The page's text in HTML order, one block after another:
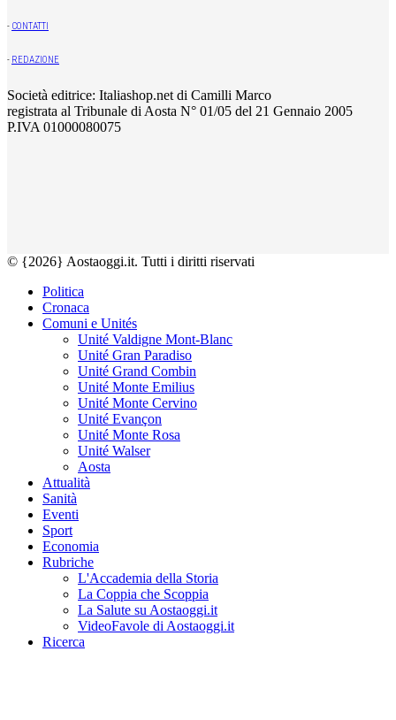
- CONTATTI
- REDAZIONE
Società editrice: Italiashop.net di Camilli Marco
registrata al Tribunale di Aosta N° 01/05 del 21 Gennaio 2005
P.IVA 01000080075
© {2026} Aostaoggi.it. Tutti i diritti riservati
Politica
Cronaca
Comuni e Unités
Unité Valdigne Mont-Blanc
Unité Gran Paradiso
Unité Grand Combin
Unité Monte Emilius
Unité Monte Cervino
Unité Evançon
Unité Monte Rosa
Unité Walser
Aosta
Attualità
Sanità
Eventi
Sport
Economia
Rubriche
L'Accademia della Storia
La Coppia che Scoppia
La Salute su Aostaoggi.it
VideoFavole di Aostaoggi.it
Ricerca